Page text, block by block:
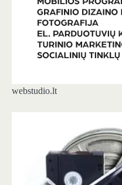
webstudio.lt